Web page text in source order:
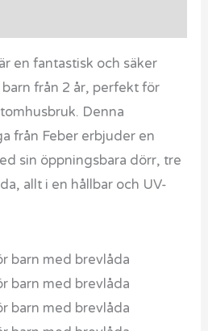
en fantastisk och säker
från 2 år, perfekt för
Denna
från Feber erbjuder en
sin öppningsbara dörr, tre
allt i en hållbar och UV-